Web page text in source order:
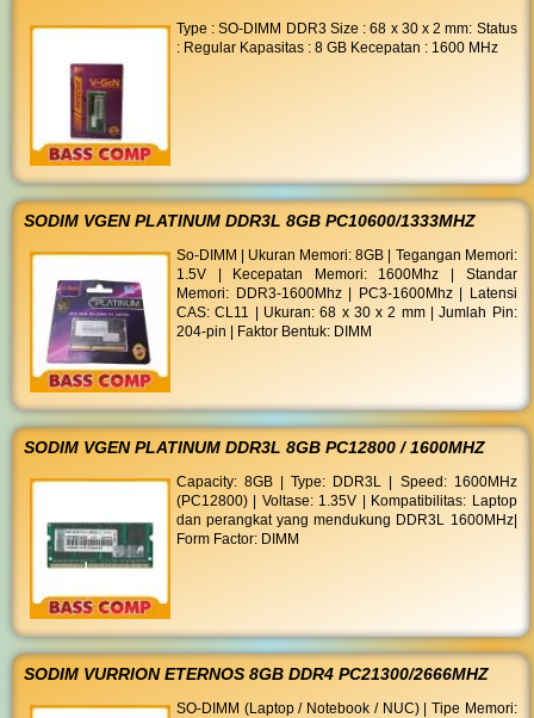
Type : SO-DIMM DDR3 Size : 68 x 30 x 2 mm: Status
: Regular Kapasitas : 8 GB Kecepatan : 1600 MHz
SODIM VGEN PLATINUM DDR3L 8GB PC10600/1333MHZ
So-DIMM | Ukuran Memori: 8GB | Tegangan Memori:
1.5V | Kecepatan Memori: 1600Mhz | Standar
Memori: DDR3-1600Mhz | PC3-1600Mhz | Latensi
CAS: CL11 | Ukuran: 68 x 30 x 2 mm | Jumlah Pin:
204-pin | Faktor Bentuk: DIMM
SODIM VGEN PLATINUM DDR3L 8GB PC12800 / 1600MHZ
Capacity: 8GB | Type: DDR3L | Speed: 1600MHz
(PC12800) | Voltase: 1.35V | Kompatibilitas: Laptop
dan perangkat yang mendukung DDR3L 1600MHz|
Form Factor: DIMM
SODIM VURRION ETERNOS 8GB DDR4 PC21300/2666MHZ
SO-DIMM (Laptop / Notebook / NUC) | Tipe Memori: